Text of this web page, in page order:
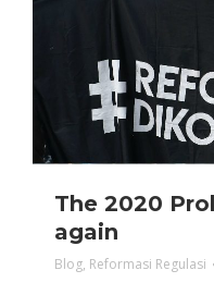
The 2020
again
Blog, Reformasi Regulasi